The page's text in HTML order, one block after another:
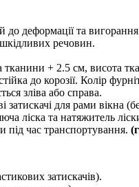
до деформації та
речовин.
+ 2.5 см, висота
до корозії. Колір
зліва або справа.
затискачі для рами вікна
ліска та натяжитель
під час транспортування.
затискачів).